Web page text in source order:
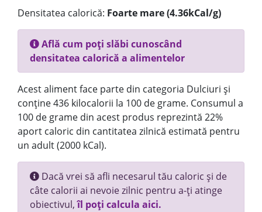
Densitatea calorică: Foarte mare (4.36kCal/g)
Află cum poți slăbi cunoscând
densitatea calorică a alimentelor
Acest aliment face parte din categoria Dulciuri și
conține 436 kilocalorii la 100 de grame. Consumul a
100 de grame din acest produs reprezintă 22%
aport caloric din cantitatea zilnică estimată pentru
un adult (2000 kCal).
Dacă vrei să afli necesarul tău caloric și de
câte calorii ai nevoie zilnic pentru a-ți atinge
obiectivul,îl poți calcula aici.